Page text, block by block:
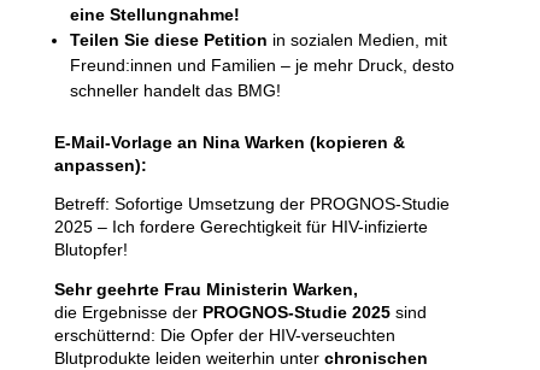
eine Stellungnahme!
Teilen Sie diese Petition in sozialen Medien, mit
Freund:innen und Familien – je mehr Druck, desto
schneller handelt das BMG!
E-Mail-Vorlage an Nina Warken (kopieren &
anpassen):
Betreff: Sofortige Umsetzung der PROGNOS-Studie
2025 – Ich fordere Gerechtigkeit für HIV-infizierte
Blutopfer!
Sehr geehrte Frau Ministerin Warken,
die Ergebnisse der PROGNOS-Studie 2025sind
erschütternd: Die Opfer der HIV-verseuchten
Blutprodukte leiden weiterhin unter chronischen